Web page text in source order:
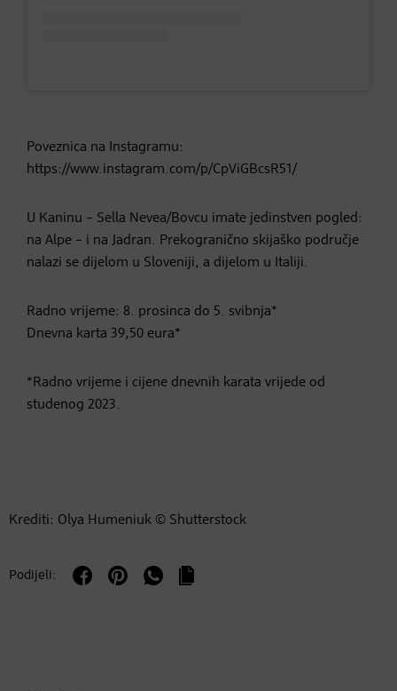
Poveznica na Instagramu:
https://www.instagram.com/p/CpViGBcsR51/
U Kaninu – Sella Nevea/Bovcu imate jedinstven pogled:
na Alpe – i na Jadran. Prekogranično skijaško područje
nalazi se dijelom u Sloveniji, a dijelom u Italiji.
Radno vrijeme: 8. prosinca do 5. svibnja*
Dnevna karta 39,50 eura*
*Radno vrijeme i cijene dnevnih karata vrijede od
studenog 2023.
Krediti: Olya Humeniuk © Shutterstock
Podijeli: